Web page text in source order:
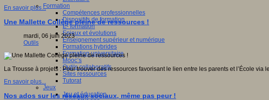
Formation
Compétences professionnelles
Dispositifs de formation
E- formation
Enjeux et évolutions
Enseignement supérieur et numérique
Formations hybrides
Formation universitaire
Mooc’s
Outils collaboratifs
Sites ressources
Tutorat
Jeux
Jeu et éducation
En savoir plus...
Une Mallette Collège pleine de ressources !
mardi, 06 juin 2023
Outils
La Trousse à projets : Pour trouver des ressources favorisant le lien entre les parents et l’École
En savoir plus...
Nos ados sur les réseaux sociaux, même pas peur !